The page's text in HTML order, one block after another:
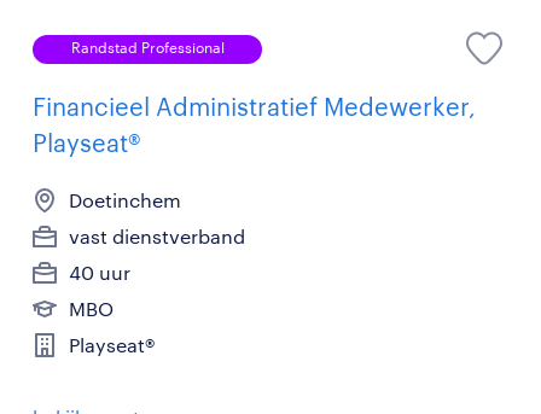
Randstad Professional
Financieel Administratief Medewerker,
Playseat®
Doetinchem
vast dienstverband
40 uur
MBO
Playseat®